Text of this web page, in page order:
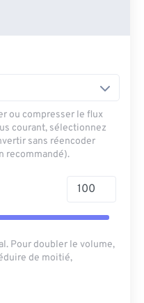
ou compresser le flux
courant, sélectionnez
sans réencoder
recommandé).
Pour doubler le volume,
de moitié,